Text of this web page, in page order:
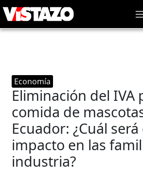
Economía
Eliminación del IVA
comida de
Ecuador: ¿Cuál será
impacto en las
industria?